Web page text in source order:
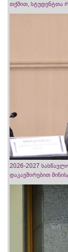
თქმით, სტუდენტთა
2026-2027
დაკავშირებით